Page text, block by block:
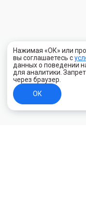
Нажимая «ОК» или
вы соглашаетесь с
данных о поведении
для аналитики.
через браузер.
ОК